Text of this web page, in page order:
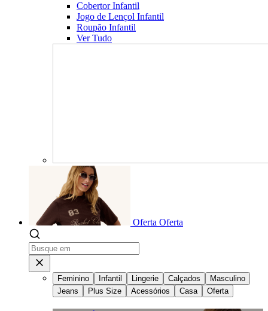
Cobertor Infantil
Jogo de Lençol Infantil
Roupão Infantil
Ver Tudo
Oferta Oferta
Feminino Infantil Lingerie Calçados
Masculino
Jeans
Plus Size Acessórios Casa Oferta